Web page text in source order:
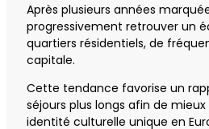
Après plusieurs années
progressivement retrouver un
quartiers résidentiels, de
capitale.
Cette tendance favorise un
séjours plus longs afin de
identité culturelle unique en